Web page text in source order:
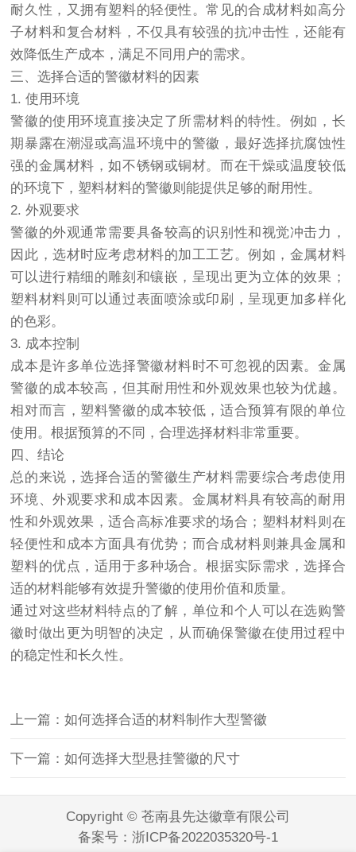
耐久性，又拥有塑料的轻便性。常见的合成材料如高分
子材料和复合材料，不仅具有较强的抗冲击性，还能有
效降低生产成本，满足不同用户的需求。
三、选择合适的警徽材料的因素
1. 使用环境
警徽的使用环境直接决定了所需材料的特性。例如，长
期暴露在潮湿或高温环境中的警徽，最好选择抗腐蚀性
强的金属材料，如不锈钢或铜材。而在干燥或温度较低
的环境下，塑料材料的警徽则能提供足够的耐用性。
2. 外观要求
警徽的外观通常需要具备较高的识别性和视觉冲击力，
因此，选材时应考虑材料的加工工艺。例如，金属材料
可以进行精细的雕刻和镶嵌，呈现出更为立体的效果；
塑料材料则可以通过表面喷涂或印刷，呈现更加多样化
的色彩。
3. 成本控制
成本是许多单位选择警徽材料时不可忽视的因素。金属
警徽的成本较高，但其耐用性和外观效果也较为优越。
相对而言，塑料警徽的成本较低，适合预算有限的单位
使用。根据预算的不同，合理选择材料非常重要。
四、结论
总的来说，选择合适的警徽生产材料需要综合考虑使用
环境、外观要求和成本因素。金属材料具有较高的耐用
性和外观效果，适合高标准要求的场合；塑料材料则在
轻便性和成本方面具有优势；而合成材料则兼具金属和
塑料的优点，适用于多种场合。根据实际需求，选择合
适的材料能够有效提升警徽的使用价值和质量。
通过对这些材料特点的了解，单位和个人可以在选购警
徽时做出更为明智的决定，从而确保警徽在使用过程中
的稳定性和长久性。
上一篇：如何选择合适的材料制作大型警徽
下一篇：如何选择大型悬挂警徽的尺寸
Copyright © 苍南县先达徽章有限公司
备案号： 浙ICP备2022035320号-1